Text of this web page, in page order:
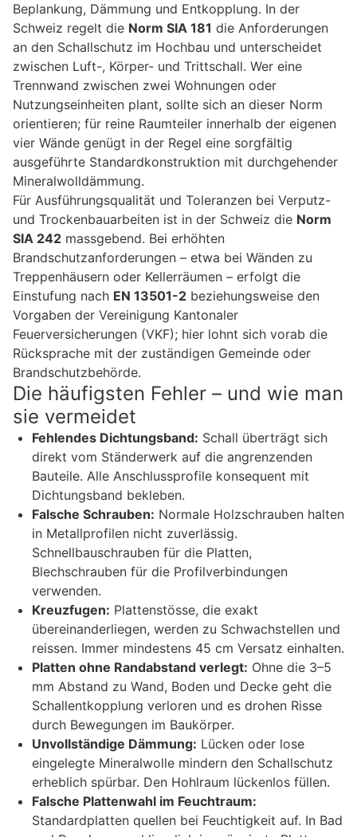
Beplankung, Dämmung und Entkopplung. In der
Schweiz regelt die Norm SIA 181 die Anforderungen
an den Schallschutz im Hochbau und unterscheidet
zwischen Luft-, Körper- und Trittschall. Wer eine
Trennwand zwischen zwei Wohnungen oder
Nutzungseinheiten plant, sollte sich an dieser Norm
orientieren; für reine Raumteiler innerhalb der eigenen
vier Wände genügt in der Regel eine sorgfältig
ausgeführte Standardkonstruktion mit durchgehender
Mineralwolldämmung.
Für Ausführungsqualität und Toleranzen bei Verputz-
und Trockenbauarbeiten ist in der Schweiz die Norm
SIA 242 massgebend. Bei erhöhten
Brandschutzanforderungen – etwa bei Wänden zu
Treppenhäusern oder Kellerräumen – erfolgt die
Einstufung nach EN 13501-2 beziehungsweise den
Vorgaben der Vereinigung Kantonaler
Feuerversicherungen (VKF); hier lohnt sich vorab die
Rücksprache mit der zuständigen Gemeinde oder
Brandschutzbehörde.
Die häufigsten Fehler – und wie man
sie vermeidet
Fehlendes Dichtungsband: Schall überträgt sich
direkt vom Ständerwerk auf die angrenzenden
Bauteile. Alle Anschlussprofile konsequent mit
Dichtungsband bekleben.
Falsche Schrauben: Normale Holzschrauben halten
in Metallprofilen nicht zuverlässig.
Schnellbauschrauben für die Platten,
Blechschrauben für die Profilverbindungen
verwenden.
Kreuzfugen: Plattenstösse, die exakt
übereinanderliegen, werden zu Schwachstellen und
reissen. Immer mindestens 45 cm Versatz einhalten.
Platten ohne Randabstand verlegt: Ohne die 3–5
mm Abstand zu Wand, Boden und Decke geht die
Schallentkopplung verloren und es drohen Risse
durch Bewegungen im Baukörper.
Unvollständige Dämmung: Lücken oder lose
eingelegte Mineralwolle mindern den Schallschutz
erheblich spürbar. Den Hohlraum lückenlos füllen.
Falsche Plattenwahl im Feuchtraum:
Standardplatten quellen bei Feuchtigkeit auf. In Bad